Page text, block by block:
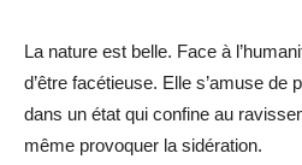
La nature est belle. Face à
d’être facétieuse. Elle s’amuse de
dans un état qui confine au
même provoquer la sidération.